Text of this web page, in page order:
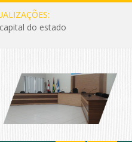
do estado